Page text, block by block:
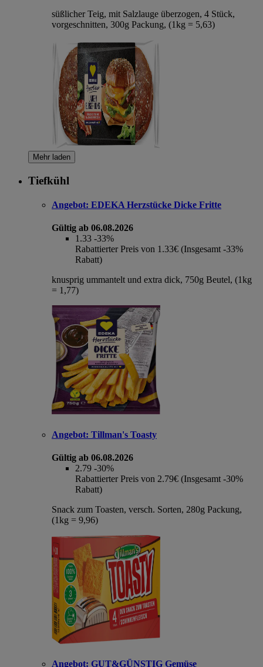
süßlicher Teig, mit Salzlauge überzogen, 4 Stück,
vorgeschnitten, 300g Packung, (1kg = 5,63)
Mehr laden
Tiefkühl
Angebot: EDEKA Herzstücke Dicke Fritte
Gültig ab 06.08.2026
1.33 -33%
Rabattierter Preis von 1.33€ (Insgesamt -33%
Rabatt)
knusprig ummantelt und extra dick, 750g Beutel, (1kg
= 1,77)
Angebot: Tillman's Toasty
Gültig ab 06.08.2026
2.79 -30%
Rabattierter Preis von 2.79€ (Insgesamt -30%
Rabatt)
Snack zum Toasten, versch. Sorten, 280g Packung,
(1kg = 9,96)
Angebot: GUT&GÜNSTIG Gemüse